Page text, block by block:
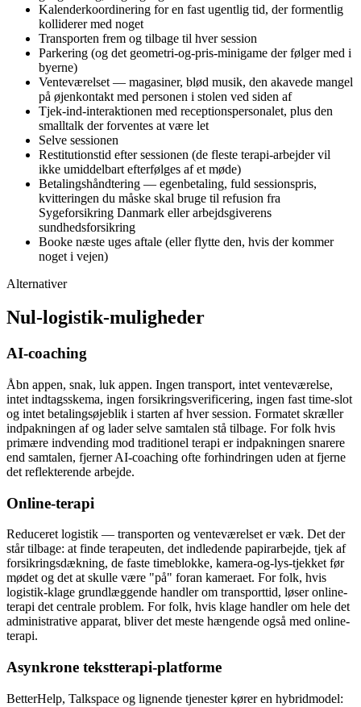
Kalenderkoordinering for en fast ugentlig tid, der formentlig
kolliderer med noget
Transporten frem og tilbage til hver session
Parkering (og det geometri-og-pris-minigame der følger med i
byerne)
Venteværelset — magasiner, blød musik, den akavede mangel
på øjenkontakt med personen i stolen ved siden af
Tjek-ind-interaktionen med receptionspersonalet, plus den
smalltalk der forventes at være let
Selve sessionen
Restitutionstid efter sessionen (de fleste terapi-arbejder vil
ikke umiddelbart efterfølges af et møde)
Betalingshåndtering — egenbetaling, fuld sessionspris,
kvitteringen du måske skal bruge til refusion fra
Sygeforsikring Danmark eller arbejdsgiverens
sundhedsforsikring
Booke næste uges aftale (eller flytte den, hvis der kommer
noget i vejen)
Alternativer
Nul-logistik-muligheder
AI-coaching
Åbn appen, snak, luk appen. Ingen transport, intet venteværelse,
intet indtagsskema, ingen forsikringsverificering, ingen fast time-slot
og intet betalingsøjeblik i starten af hver session. Formatet skræller
indpakningen af og lader selve samtalen stå tilbage. For folk hvis
primære indvending mod traditionel terapi er indpakningen snarere
end samtalen, fjerner AI-coaching ofte forhindringen uden at fjerne
det reflekterende arbejde.
Online-terapi
Reduceret logistik — transporten og venteværelset er væk. Det der
står tilbage: at finde terapeuten, det indledende papirarbejde, tjek af
forsikringsdækning, de faste timeblokke, kamera-og-lys-tjekket før
mødet og det at skulle være "på" foran kameraet. For folk, hvis
logistik-klage grundlæggende handler om transporttid, løser online-
terapi det centrale problem. For folk, hvis klage handler om hele det
administrative apparat, bliver det meste hængende også med online-
terapi.
Asynkrone tekstterapi-platforme
BetterHelp, Talkspace og lignende tjenester kører en hybridmodel: